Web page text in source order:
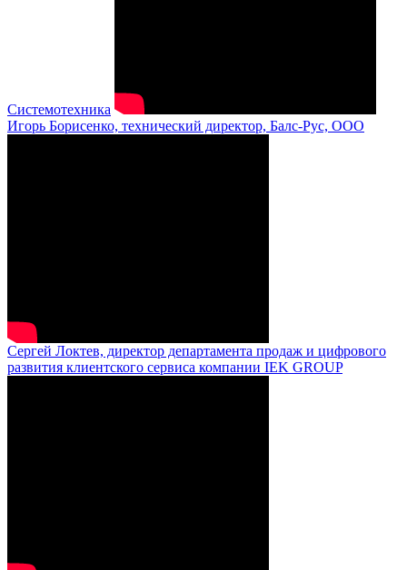
Системотехника
Игорь Борисенко, технический директор, Балс-Рус, ООО
Сергей Локтев, директор департамента продаж и цифрового
развития клиентского сервиса компании IEK GROUP